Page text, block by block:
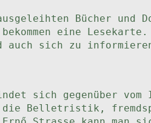
Bücher und
eine
auch sich zu
sich gegenüber
die Belletristik,